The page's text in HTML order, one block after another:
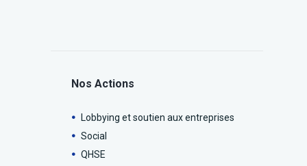
Nos Actions
Lobbying et soutien aux entreprises
Social
QHSE